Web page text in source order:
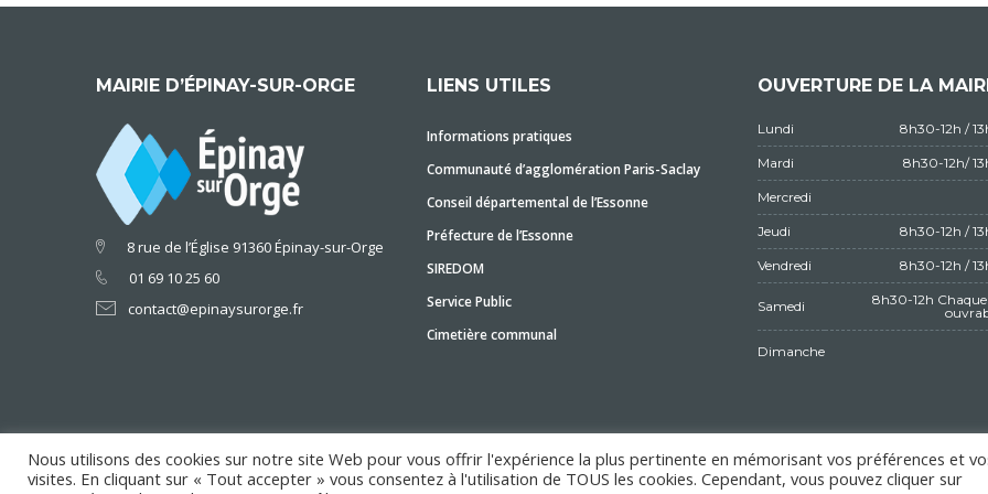
MAIRIE D’ÉPINAY-SUR-ORGE
8 rue de l’Église 91360 Épinay-sur-Orge
01 69 10 25 60
contact@epinaysurorge.fr
LIENS UTILES
Informations pratiques
Communauté d’agglomération Paris-Saclay
Conseil départemental de l’Essonne
Préfecture de l’Essonne
SIREDOM
Service Public
Cimetière communal
OUVERTURE DE LA
Lundi 8h30-12h /
Mardi 8h30-12h/
Mercredi
Jeudi 8h30-12h /
Vendredi 8h30-12h /
Samedi
8h30-12h Chaque
Dimanche
Copyright © 2018 Mairie d'Épinay-sur-Orge MENTIONS LÉGALES
Nous utilisons des cookies sur notre site Web pour vous offrir l'expérience la plus pertinente en mémorisant vos préférences et
visites. En cliquant sur « Tout accepter » vous consentez à l'utilisation de TOUS les cookies. Cependant, vous pouvez cliquer sur